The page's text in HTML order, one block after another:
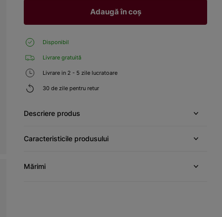
Adaugă în coș
Disponibil
Livrare gratuită
Livrare in 2 - 5 zile lucratoare
30 de zile pentru retur
Descriere produs
Caracteristicile produsului
Mărimi